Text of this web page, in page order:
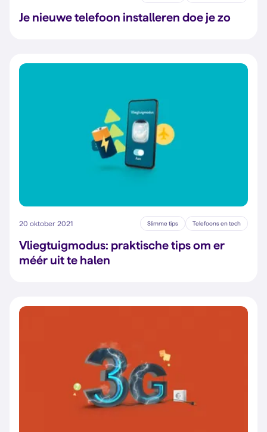
Je nieuwe telefoon installeren doe je zo
20 oktober 2021 Slimme tips Telefoons en tech
Vliegtuigmodus: praktische tips om er
méér uit te halen